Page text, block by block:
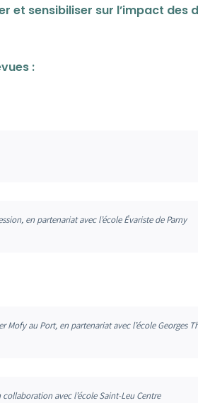
et sensibiliser sur l’impact des
:
en partenariat avec l’école Évariste de Parny
Mofy au Port, en partenariat avec l’école Georges
avec l’école Saint-Leu Centre